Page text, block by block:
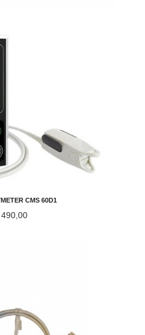
CMS 60D1